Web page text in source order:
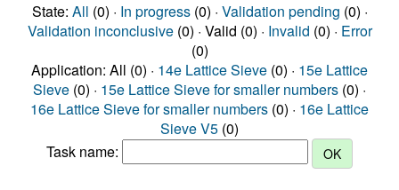
State: All (0) · In progress(0) · Validation pending (0) ·
Validation inconclusive(0) · Valid (0) · Invalid (0) · Error
(0)
Application: All (0) · 14e Lattice Sieve (0) · 15e Lattice
Sieve (0) · 15e Lattice Sieve for smaller numbers (0) ·
16e Lattice Sieve for smaller numbers (0) · 16e Lattice
Sieve V5 (0)
Task name: